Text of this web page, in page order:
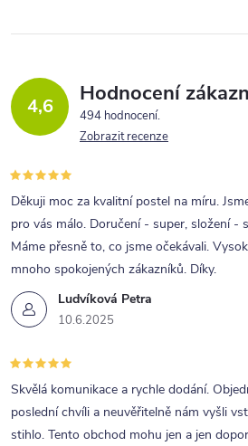
4,6 Hodnocení
494 hodnocení
Zobrazit recenze
Ludvíková Petra
10.6.2025
Děkuji moc za kvalitní postel na míru.
pro vás málo. Doručení - super, složení -
Máme přesně to, co jsme očekávali.
mnoho spokojených zákazníků. Díky.
Skvělá komunikace a rychle dodání.
poslední chvíli a neuvěřitelně nám vyšli
stihlo. Tento obchod mohu jen a jen